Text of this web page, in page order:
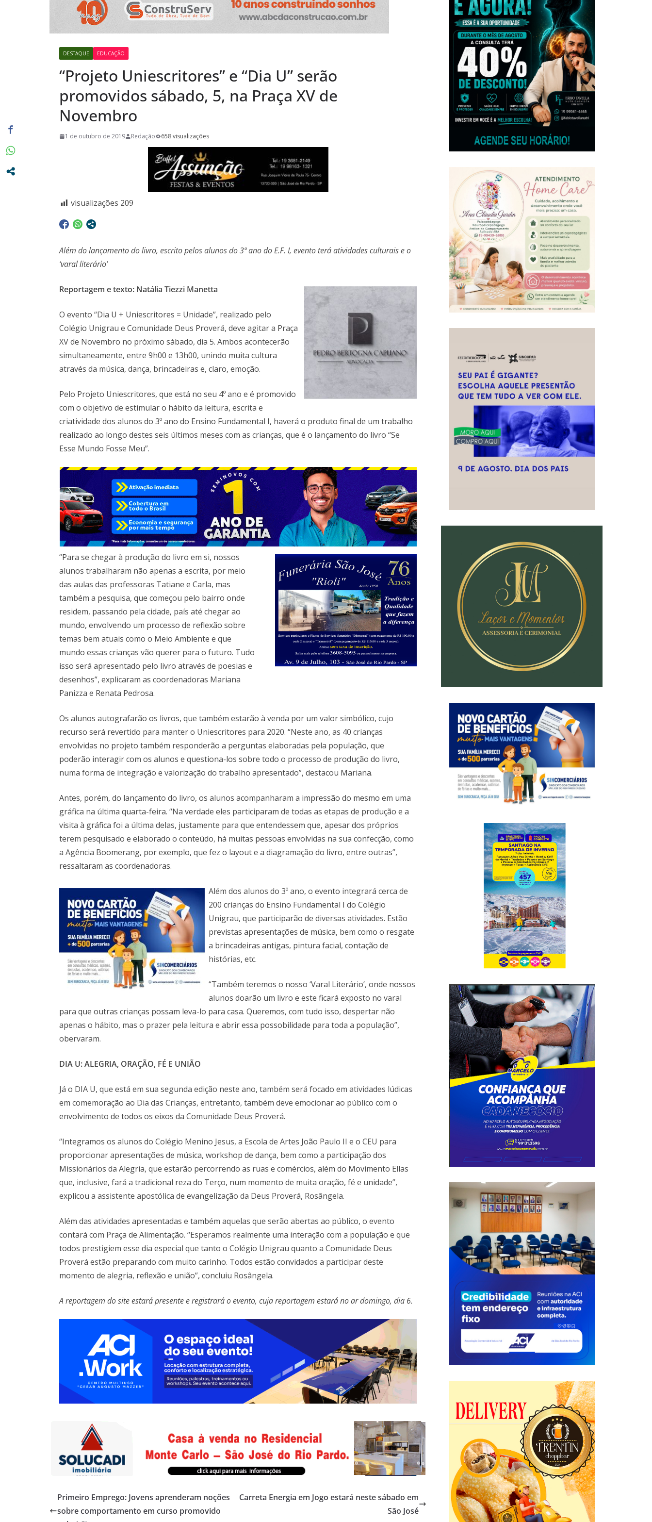
neste mês, com sorteio dia
viagens aos feriados nos
próximos meses
DESTAQUE EDUCAÇÃO
“Projeto Uniescritores” e “Dia U” serão
promovidos sábado, 5, na Praça XV de
Novembro
1 de outubro de 2019 Redação 658 visualizações
visualizações 209
Além do lançamento do livro, escrito pelos alunos do 3º ano do E.F. I, evento terá atividades culturais e o
‘varal literário’
Reportagem e texto: Natália Tiezzi Manetta
O evento “Dia U + Uniescritores = Unidade”, realizado pelo
Colégio Unigrau e Comunidade Deus Proverá, deve agitar a Praça
XV de Novembro no próximo sábado, dia 5. Ambos acontecerão
simultaneamente, entre 9h00 e 13h00, unindo muita cultura
através da música, dança, brincadeiras e, claro, emoção.
Pelo Projeto Uniescritores, que está no seu 4º ano e é promovido
com o objetivo de estimular o hábito da leitura, escrita e
criatividade dos alunos do 3º ano do Ensino Fundamental I, haverá o produto final de um trabalho
realizado ao longo destes seis últimos meses com as crianças, que é o lançamento do livro “Se
Esse Mundo Fosse Meu”.
“Para se chegar à produção do livro em si, nossos
alunos trabalharam não apenas a escrita, por meio
das aulas das professoras Tatiane e Carla, mas
também a pesquisa, que começou pelo bairro onde
residem, passando pela cidade, país até chegar ao
mundo, envolvendo um processo de reflexão sobre
temas bem atuais como o Meio Ambiente e que
mundo essas crianças vão querer para o futuro. Tudo
isso será apresentado pelo livro através de poesias e
desenhos”, explicaram as coordenadoras Mariana
Panizza e Renata Pedrosa.
Os alunos autografarão os livros, que também estarão à venda por um valor simbólico, cujo
recurso será revertido para manter o Uniescritores para 2020. “Neste ano, as 40 crianças
envolvidas no projeto também responderão a perguntas elaboradas pela população, que
poderão interagir com os alunos e questiona-los sobre todo o processo de produção do livro,
numa forma de integração e valorização do trabalho apresentado”, destacou Mariana.
Antes, porém, do lançamento do livro, os alunos acompanharam a impressão do mesmo em uma
gráfica na última quarta-feira. “Na verdade eles participaram de todas as etapas de produção e a
visita à gráfica foi a última delas, justamente para que entendessem que, apesar dos próprios
terem pesquisado e elaborado o conteúdo, há muitas pessoas envolvidas na sua confecção, como
a Agência Boomerang, por exemplo, que fez o layout e a diagramação do livro, entre outras”,
ressaltaram as coordenadoras.
Além dos alunos do 3º ano, o evento integrará cerca de
200 crianças do Ensino Fundamental I do Colégio
Unigrau, que participarão de diversas atividades. Estão
previstas apresentações de música, bem como o resgate
a brincadeiras antigas, pintura facial, contação de
histórias, etc.
“Também teremos o nosso ‘Varal Literário’, onde nossos
alunos doarão um livro e este ficará exposto no varal
para que outras crianças possam leva-lo para casa. Queremos, com tudo isso, despertar não
apenas o hábito, mas o prazer pela leitura e abrir essa possobilidade para toda a população”,
obervaram.
DIA U: ALEGRIA, ORAÇÃO, FÉ E UNIÃO
Já o DIA U, que está em sua segunda edição neste ano, também será focado em atividades lúdicas
em comemoração ao Dia das Crianças, entretanto, também deve emocionar ao público com o
envolvimento de todos os eixos da Comunidade Deus Proverá.
“Integramos os alunos do Colégio Menino Jesus, a Escola de Artes João Paulo II e o CEU para
proporcionar apresentações de música, workshop de dança, bem como a participação dos
Missionários da Alegria, que estarão percorrendo as ruas e comércios, além do Movimento Ellas
que, inclusive, fará a tradicional reza do Terço, num momento de muita oração, fé e unidade”,
explicou a assistente apostólica de evangelização da Deus Proverá, Rosângela.
Além das atividades apresentadas e também aquelas que serão abertas ao público, o evento
contará com Praça de Alimentação. “Esperamos realmente uma interação com a população e que
todos prestigiem esse dia especial que tanto o Colégio Unigrau quanto a Comunidade Deus
Proverá estão preparando com muito carinho. Todos estão convidados a participar deste
momento de alegria, reflexão e união”, concluiu Rosângela.
A reportagem do site estará presente e registrará o evento, cuja reportagem estará no ar domingo, dia 6.
Primeiro Emprego: Jovens aprenderam noções
sobre comportamento em curso promovido
Carreta Energia em Jogo estará neste sábado em
São José